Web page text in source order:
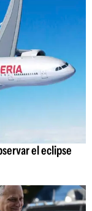
el eclipse